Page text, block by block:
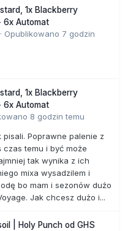
1x Blackberry
6x Automat
· Opublikowano 7 godzin
1x Blackberry
6x Automat
8 godzin temu
pisali. Poprawne palenie z
czas temu i być może
tak wynika z ich
mixa wysadzilem i
bo mam i sezonów dużo
Jak chcesz dużo i...
| Holy Punch od GHS